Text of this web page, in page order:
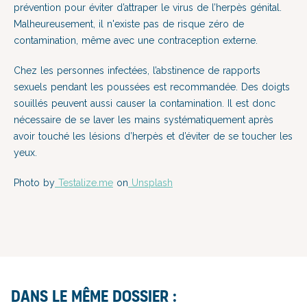
prévention pour éviter d’attraper le virus de l’herpès génital.
Malheureusement, il n'existe pas de risque zéro de
contamination, même avec une contraception externe.
Chez les personnes infectées, l’abstinence de rapports
sexuels pendant les poussées est recommandée. Des doigts
souillés peuvent aussi causer la contamination. Il est donc
nécessaire de se laver les mains systématiquement après
avoir touché les lésions d’herpès et d’éviter de se toucher les
yeux.
Photo by Testalize.me on Unsplash
Dans le même dossier :